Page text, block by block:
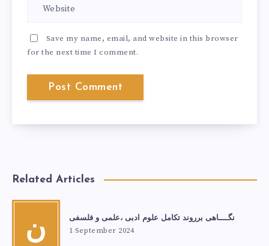
Save my name, email, and website in this browser
for the next time I comment.
Related Articles
ن نگــــاهی برروند تکامل علوم ادبی ،علمی و فلسفی
1 September 2024